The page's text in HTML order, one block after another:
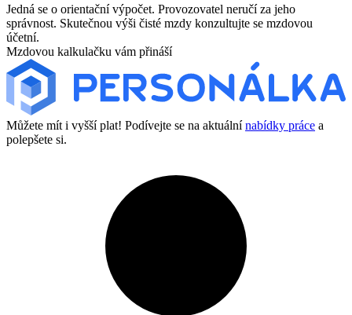
Jedná se o orientační výpočet. Provozovatel neručí za jeho
správnost. Skutečnou výši čisté mzdy konzultujte se mzdovou
účetní.
Mzdovou kalkulačku vám přináší
Můžete mít i vyšší plat! Podívejte se na aktuálnínabídky práce a
polepšete si.